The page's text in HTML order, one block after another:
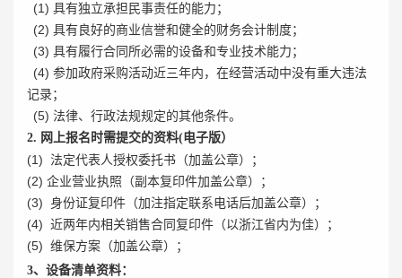
(1) 具有独立承担民事责任的能力；
(2) 具有良好的商业信誉和健全的财务会计制度；
(3) 具有履行合同所必需的设备和专业技术能力；
(4) 参加政府采购活动近三年内，在经营活动中没有重大违法
记录；
(5) 法律、行政法规规定的其他条件。
2. 网上报名时需提交的资料(电子版）
(1) 法定代表人授权委托书（加盖公章）；
(2) 企业营业执照（副本复印件加盖公章）；
(3) 身份证复印件（加注指定联系电话后加盖公章）；
(4) 近两年内相关销售合同复印件（以浙江省内为佳）；
(5) 维保方案（加盖公章）；
3、设备清单资料：